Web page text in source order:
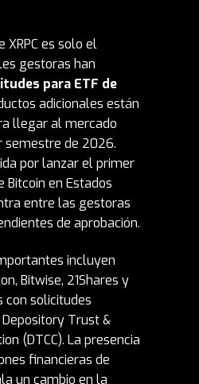
XRPC es solo el
gestoras han
para ETF de
adicionales están
llegar al mercado
semestre de 2026.
por lanzar el primer
Bitcoin en Estados
entre las gestoras
de aprobación.
incluyen
Bitwise, 21Shares y
con solicitudes
Trust &
(DTCC). La presencia
financieras de
un cambio en la